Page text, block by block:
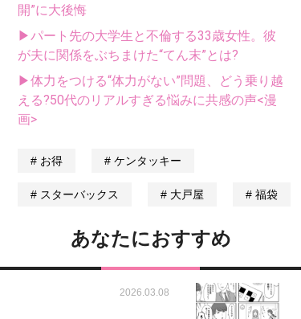
開”に大後悔
▶パート先の大学生と不倫する33歳女性。彼
が夫に関係をぶちまけた“てん末”とは?
▶体力をつける“体力がない”問題、どう乗り越
える?50代のリアルすぎる悩みに共感の声<漫
画>
お得 ケンタッキー
スターバックス 大戸屋 福袋
あなたにおすすめ
2026.03.08